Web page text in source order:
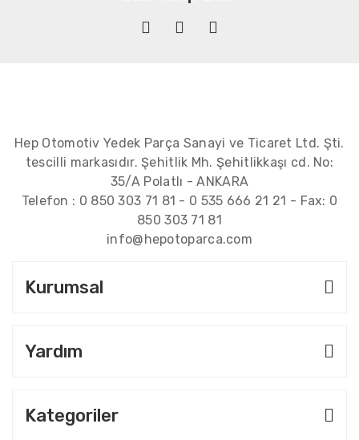
Hep Otomotiv Yedek Parça Sanayi ve Ticaret Ltd. Şti.
tescilli markasıdır. Şehitlik Mh. Şehitlikkaşı cd. No:
35/A Polatlı - ANKARA
Telefon : 0 850 303 71 81 - 0 535 666 21 21 - Fax: 0
850 303 71 81
info@hepotoparca.com
Kurumsal
Yardım
Kategoriler